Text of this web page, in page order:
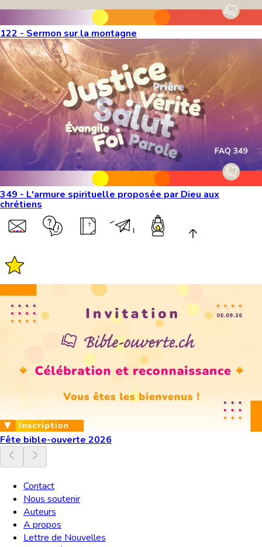
122 - Sermon sur la montagne
349 - L'armure spirituelle proposée par Dieu aux
chrétiens
Fête bible-ouverte 2026
Contact
Nous soutenir
Auteurs
A propos
Lettre de Nouvelles